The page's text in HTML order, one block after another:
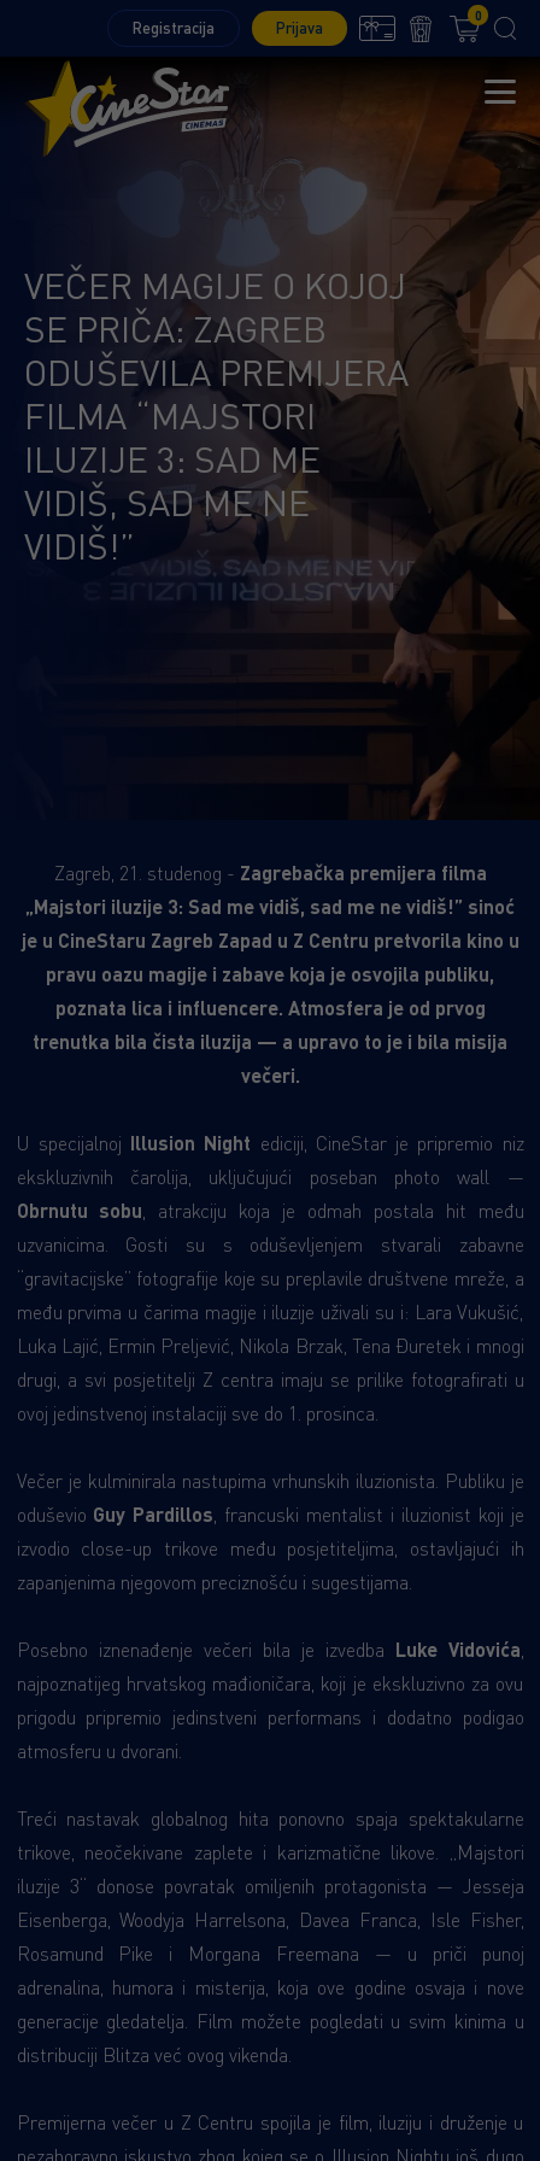
Registracija Prijava
0
VEČER MAGIJE O KOJOJ
SE PRIČA: ZAGREB
ODUŠEVILA PREMIJERA
FILMA “MAJSTORI
ILUZIJE 3: SAD ME
VIDIŠ, SAD ME NE
VIDIŠ!”
Zagreb, 21. studenog - Zagrebačka premijera filma
„Majstori iluzije 3: Sad me vidiš, sad me ne vidiš!” sinoć
je u CineStaru Zagreb Zapad u Z Centru pretvorila kino u
pravu oazu magije i zabave koja je osvojila publiku,
poznata lica i influencere. Atmosfera je od prvog
trenutka bila čista iluzija — a upravo to je i bila misija
večeri.
U specijalnoj Illusion Night ediciji, CineStar je pripremio niz
ekskluzivnih čarolija, uključujući poseban photo wall —
Obrnutu sobu, atrakciju koja je odmah postala hit među
uzvanicima. Gosti su s oduševljenjem stvarali zabavne
“gravitacijske” fotografije koje su preplavile društvene mreže, a
među prvima u čarima magije i iluzije uživali su i: Lara Vukušić,
Luka Lajić, Ermin Preljević, Nikola Brzak, Tena Đuretek i mnogi
drugi, a svi posjetitelji Z centra imaju se prilike fotografirati u
ovoj jedinstvenoj instalaciji sve do 1. prosinca.
Večer je kulminirala nastupima vrhunskih iluzionista. Publiku je
oduševio Guy Pardillos, francuski mentalist i iluzionist koji je
izvodio close-up trikove među posjetiteljima, ostavljajući ih
zapanjenima njegovom preciznošću i sugestijama.
Posebno iznenađenje večeri bila je izvedba Luke Vidovića,
najpoznatijeg hrvatskog mađioničara, koji je ekskluzivno za ovu
prigodu pripremio jedinstveni performans i dodatno podigao
atmosferu u dvorani.
Treći nastavak globalnog hita ponovno spaja spektakularne
trikove, neočekivane zaplete i karizmatične likove. „Majstori
iluzije 3“ donose povratak omiljenih protagonista — Jesseja
Eisenberga, Woodyja Harrelsona, Davea Franca, Isle Fisher,
Rosamund Pike i Morgana Freemana — u priči punoj
adrenalina, humora i misterija, koja ove godine osvaja i nove
generacije gledatelja. Film možete pogledati u svim kinima u
distribuciji Blitza već ovog vikenda.
Premijerna večer u Z Centru spojila je film, iluziju i druženje u
nezaboravno iskustvo zbog kojeg se o Illusion Nightu još dugo